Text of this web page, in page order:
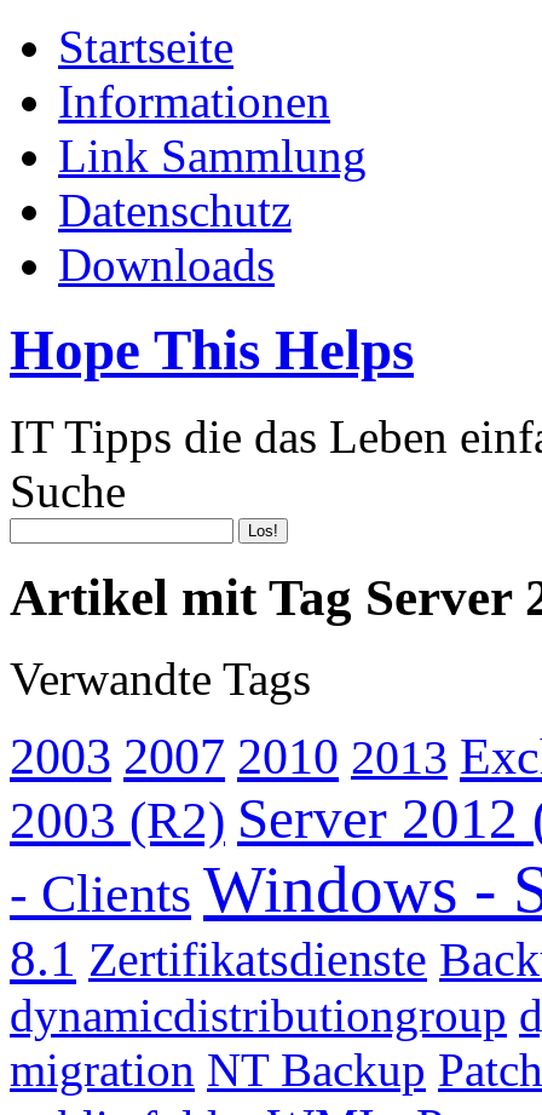
Startseite
Informationen
Link Sammlung
Datenschutz
Downloads
Hope This Helps
IT Tipps die das Leben
Suche
Artikel mit Tag Server
Verwandte Tags
2003 2007 2010 2013
2003 (R2) Server 2012
- Clients Windows -
8.1 Zertifikatsdienste
dynamicdistributiongroup
migration NT Backup